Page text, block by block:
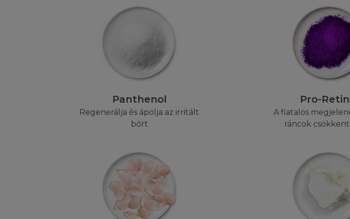
Panthenol
Regenerálja és ápolja az irritált
bőrt
Pro-
A fiatalos
ráncok
NINCS GARANCIA
Előfordulhat, hogy a honlapon a L'Oréaltól
törvény másként nem rendelkezik - a L'Oréal
weboldalai pontosságára, megbízhatóságára, vagy
továbbá elérhetőségüket megszüntesse. A L'Oréal
biztosítékot arra, hogy a honlaphoz való
Kérjük vegye figyelembe, hogy néhány
Honlap és/vagy a szerver hiba, vírus és "Trojan
felelősséget a hibákért vagy károkért, amelyeket
vállal felelősséget harmadik fél által feltöltött
felelősséget az Internet szolgáltatás, vagy a
Honlap megtekintésére használ. A Feltételek nem